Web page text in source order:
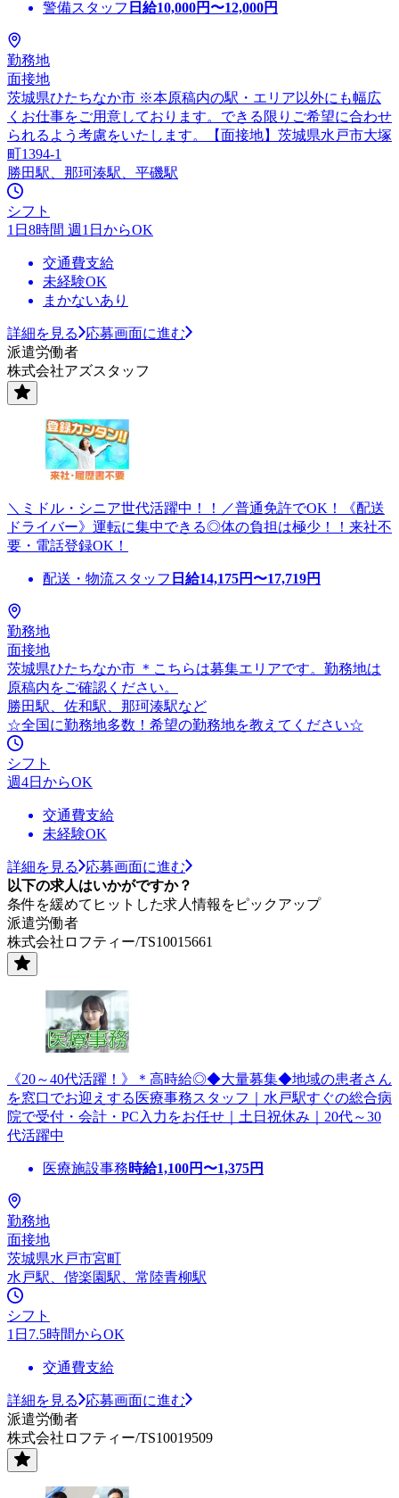
警備スタッフ 日給10,000円〜12,000円
勤務地
面接地
茨城県ひたちなか市 ※本原稿内の駅・エリア以外にも幅広
くお仕事をご用意しております。できる限りご希望に合わせ
られるよう考慮をいたします。【面接地】茨城県水戸市大塚
町1394-1
勝田駅、那珂湊駅、平磯駅
シフト
1日8時間 週1日からOK
交通費支給
未経験OK
まかないあり
詳細を見る
応募画面に進む
派遣労働者
株式会社アズスタッフ
＼ミドル・シニア世代活躍中！！／普通免許でOK！《配送
ドライバー》運転に集中できる◎体の負担は極少！！来社不
要・電話登録OK！
配送・物流スタッフ 日給14,175円〜17,719円
勤務地
面接地
茨城県ひたちなか市 ＊こちらは募集エリアです。勤務地は
原稿内をご確認ください。
勝田駅、佐和駅、那珂湊駅など
☆全国に勤務地多数！希望の勤務地を教えてください☆
シフト
週4日からOK
交通費支給
未経験OK
詳細を見る
応募画面に進む
以下の求人はいかがですか？
条件を緩めてヒットした求人情報をピックアップ
派遣労働者
株式会社ロフティー/TS10015661
《20～40代活躍！》＊高時給◎◆大量募集◆地域の患者さん
を窓口でお迎えする医療事務スタッフ｜水戸駅すぐの総合病
院で受付・会計・PC入力をお任せ｜土日祝休み｜20代～30
代活躍中
医療施設事務時給1,100円〜1,375円
勤務地
面接地
茨城県水戸市宮町
水戸駅、偕楽園駅、常陸青柳駅
シフト
1日7.5時間からOK
交通費支給
詳細を見る
応募画面に進む
派遣労働者
株式会社ロフティー/TS10019509